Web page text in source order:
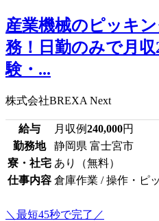
産業機械のピッキ
務！日勤のみで月
験・...
株式会社BREXA Next
給与 月収例240,000円
勤務地
静岡県 富士宮市
寮・社宅 あり（無料）
仕事内容 倉庫作業 / 操作・ピ
＼最短45秒で完了／